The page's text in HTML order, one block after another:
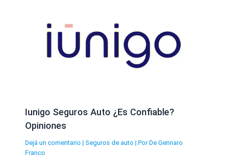
Iunigo Seguros Auto ¿Es Confiable?
Opiniones
Dejá un comentario | Seguros de auto | Por De Gennaro
Franco